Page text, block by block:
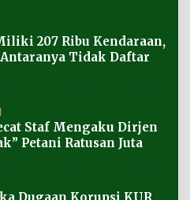
207 Ribu Kendaraan,
Tidak Daftar
Staf Mengaku Dirjen
Petani Ratusan Juta